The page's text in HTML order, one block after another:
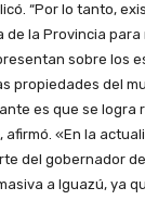
“Por lo tanto,
la Provincia para
sobre los
propiedades del
es que se logra
«En la
del gobernador
a Iguazú, ya